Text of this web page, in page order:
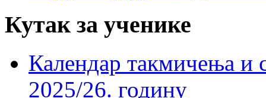
Кутак за ученике
Календар такмичења
2025/26. годину